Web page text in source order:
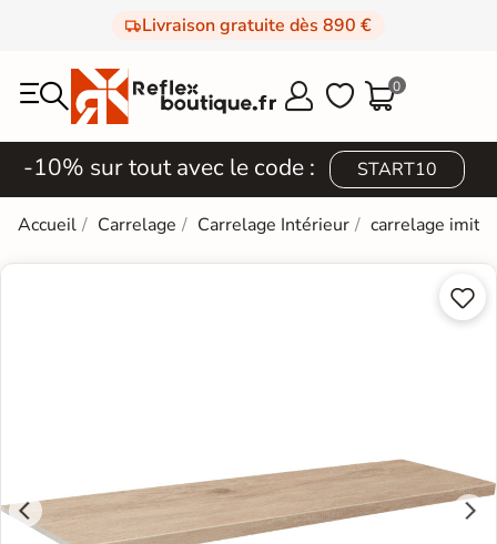
Livraison gratuite dès 890 €
  0
-10% sur tout avec le code : START10
Accueil Carrelage Carrelage Intérieur carrelage

